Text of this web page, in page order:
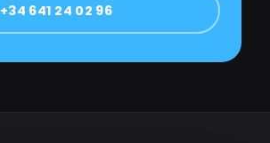
+34 641 24 02 96